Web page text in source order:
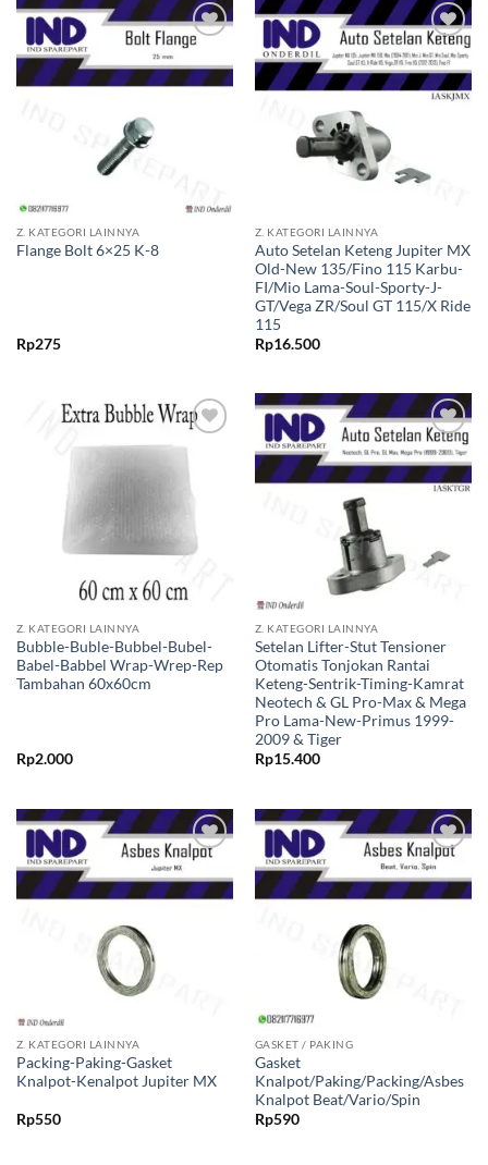
Tambahkan
ke Wishlist
Z. KATEGORI LAINNYA
Flange Bolt 6×25 K-8
Rp275
Tambahkan
ke Wishlist
Z. KATEGORI LAINNYA
Auto Setelan Keteng Jupiter MX
Old-New 135/Fino 115 Karbu-
FI/Mio Lama-Soul-Sporty-J-
GT/Vega ZR/Soul GT 115/X Ride
115
Rp16.500
Tambahkan
Z. KATEGORI LAINNYA
Bubble-Buble-Bubbel-Bubel-
Babel-Babbel Wrap-Wrep-Rep
Tambahan 60x60cm
Rp2.000
Tambahkan
ke Wishlist
Z. KATEGORI LAINNYA
Setelan Lifter-Stut Tensioner
Otomatis Tonjokan Rantai
Keteng-Sentrik-Timing-Kamrat
Neotech & GL Pro-Max & Mega
Pro Lama-New-Primus 1999-
2009 & Tiger
Rp15.400
Tambahkan
ke Wishlist
Z. KATEGORI LAINNYA
Packing-Paking-Gasket
Knalpot-Kenalpot Jupiter MX
Rp550
Tambahkan
ke Wishlist
GASKET / PAKING
Gasket
Knalpot/Paking/Packing/Asbes
Knalpot Beat/Vario/Spin
Rp590